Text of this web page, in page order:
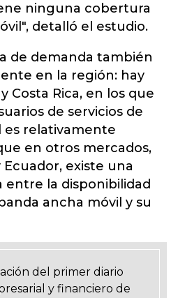
ninguna cobertura
detalló el estudio.
de demanda también
en la región: hay
Costa Rica, en los que
de servicios de
es relativamente
en otros mercados,
existe una
la disponibilidad
ancha móvil y su
del primer diario
y financiero de